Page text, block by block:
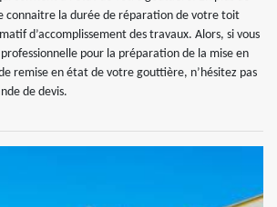
connaitre la durée de réparation de votre toit
d’accomplissement des travaux. Alors, si vous
pour la préparation de la mise en
remise en état de votre gouttière, n’hésitez pas
de devis.